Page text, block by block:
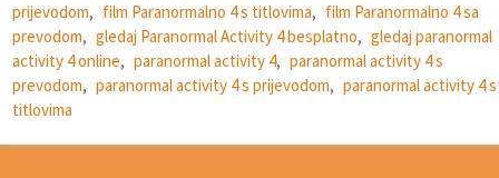
prijevodom, film Paranormalno 4 s titlovima, film Paranormalno 4 sa
prevodom, gledaj Paranormal Activity 4 besplatno, gledaj paranormal
activity 4 online, paranormal activity 4, paranormal activity 4 s
prevodom, paranormal activity 4 s prijevodom, paranormal activity 4 s
titlovima